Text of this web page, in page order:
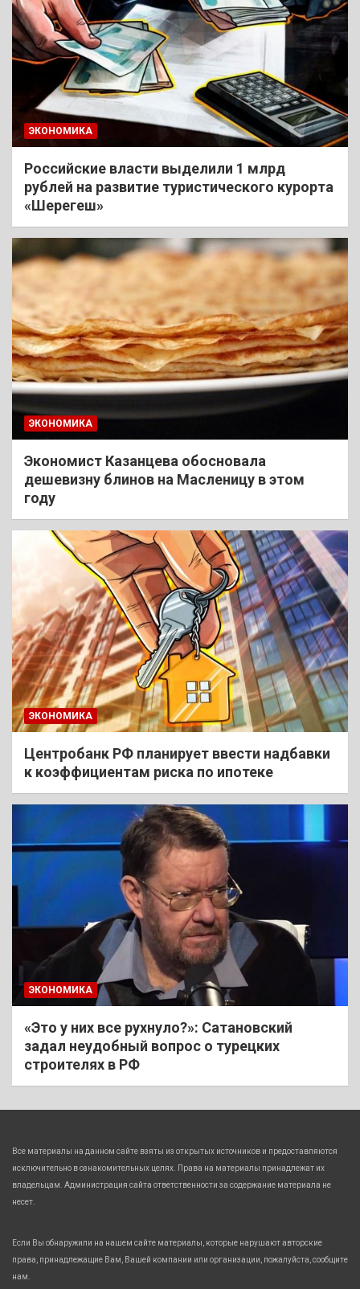
ЭКОНОМИКА
Российские власти выделили 1 млрд
рублей на развитие туристического курорта
«Шерегеш»
ЭКОНОМИКА
Экономист Казанцева обосновала
дешевизну блинов на Масленицу в этом
году
ЭКОНОМИКА
Центробанк РФ планирует ввести надбавки
к коэффициентам риска по ипотеке
ЭКОНОМИКА
«Это у них все рухнуло?»: Сатановский
задал неудобный вопрос о турецких
строителях в РФ
Все материалы на данном сайте взяты из открытых источников и предоставляются
исключительно в ознакомительных целях. Права на материалы принадлежат их
владельцам. Администрация сайта ответственности за содержание материала не
несет.
Если Вы обнаружили на нашем сайте материалы, которые нарушают авторские
права, принадлежащие Вам, Вашей компании или организации, пожалуйста, сообщите
нам.